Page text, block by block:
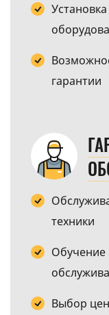
гарантии
техники
Обучение
Выбор